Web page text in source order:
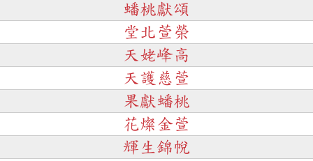
蟠桃獻頌
堂北萱榮
天姥峰高
天護慈萱
果獻蟠桃
花燦金萱
輝生錦帨